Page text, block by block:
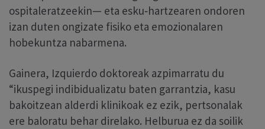
ospitaleratzeekin— eta esku‑hartzearen ondoren
izan duten ongizate fisiko eta emozionalaren
hobekuntza nabarmena.
Gainera, Izquierdo doktoreak azpimarratu du
“ikuspegi indibidualizatu baten garrantzia, kasu
bakoitzean alderdi klinikoak ez ezik, pertsonalak
ere baloratu behar direlako. Helburua ez da soilik